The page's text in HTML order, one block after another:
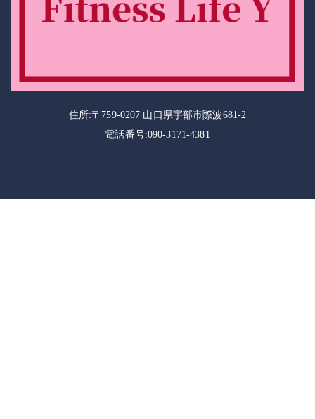
住所:〒759-0207 山口県宇部市際波681-2
電話番号:090-3171-4381